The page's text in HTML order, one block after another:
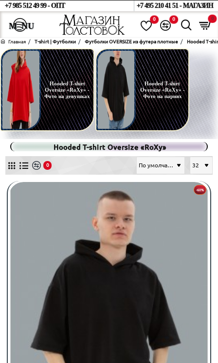
+7 985 512 49 99 - ОПТ +7 495 210 41 51 - МАГАЗИН
0 0 0
homeT-shirt | Футболки Футболки OVERSIZE из футера плотные Hooded T-
Hooded T-shirt
Oversize «RoXy» -
Фото на девушках
Hooded T-shirt
Oversize «RoXy» -
Фото на парнях
Hooded T-shirt Oversize «RoXy»
0
-60%